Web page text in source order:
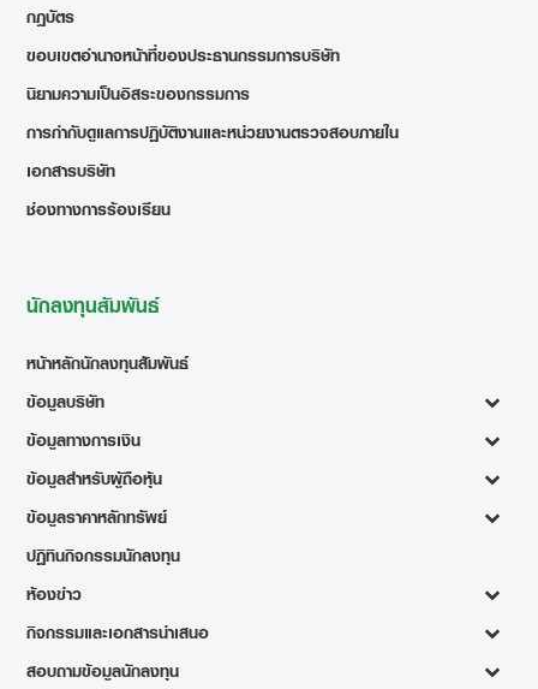
กฎบัตร
ขอบเขตอำนาจหน้าที่ของประธานกรรมการบริษัท
นิยามความเป็นอิสระของกรรมการ
การกำกับดูแลการปฏิบัติงานและหน่วยงานตรวจสอบภายใน
เอกสารบริษัท
ช่องทางการร้องเรียน
นักลงทุนสัมพันธ์
หน้าหลักนักลงทุนสัมพันธ์
ข้อมูลบริษัท
ข้อมูลทางการเงิน
ข้อมูลสำหรับผู้ถือหุ้น
ข้อมูลราคาหลักทรัพย์
ปฏิทินกิจกรรมนักลงทุน
ห้องข่าว
กิจกรรมและเอกสารนำเสนอ
สอบถามข้อมูลนักลงทุน